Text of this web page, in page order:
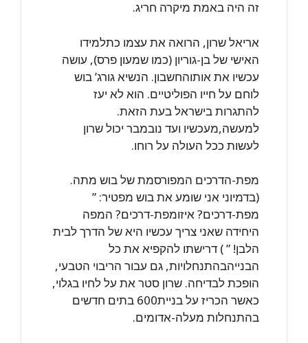
זה היה באמת מיקרה חריג.
אריאל שרון, הרואה את עצמו כתלמידו
האישי של בן-גוריון (כמו שמעון פרס), עושה
עכשיו את אותוהחשבון. הנשיא גורג’ בוש
לוחם על חייו הפוליטיים. הוא לא יעז
להתגרות בישראל בעת הזאת.
למעשה,מעכשיו ועד נובמבר יכול שרון
לעשות ככל העולה על רוחו.
מפת-הדרכים המפורסמת של בוש מתה.
(בדמיוני אני שומע את בוש מפטיר: ”
מפת-דרכים? איזומפת-דרכים? המפה
היחידה שאני צריך עכשיו היא של הדרך לבית
הלבן! ” ) דרישתו להקפיא את כל
הבנייהבהתנחלויות, גם עבור הריבוי הטבעי,
הופכת לבדיחה. שרון סטר את על לחיו בגלוי,
כאשר הכריז על בניית600 בתים חדשים
בהתנחלות מעלה-אדומים.